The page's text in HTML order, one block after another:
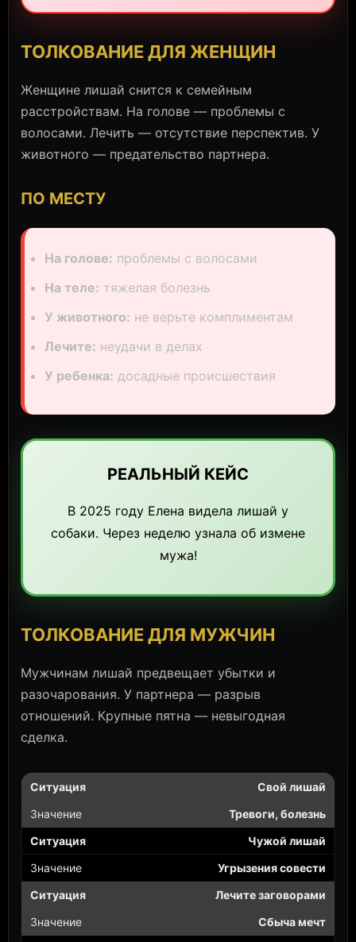
ТОЛКОВАНИЕ ДЛЯ ЖЕНЩИН
Женщине лишай снится к семейным
расстройствам. На голове — проблемы с
волосами. Лечить — отсутствие перспектив. У
животного — предательство партнера.
ПО МЕСТУ
На голове: проблемы с волосами
На теле: тяжелая болезнь
У животного: не верьте комплиментам
Лечите: неудачи в делах
У ребенка: досадные происшествия
РЕАЛЬНЫЙ КЕЙС
В 2025 году Елена видела лишай у
собаки. Через неделю узнала об измене
мужа!
ТОЛКОВАНИЕ ДЛЯ МУЖЧИН
Мужчинам лишай предвещает убытки и
разочарования. У партнера — разрыв
отношений. Крупные пятна — невыгодная
сделка.
Свой лишай
Тревоги, болезнь
Чужой лишай
Угрызения совести
Лечите заговорами
Сбыча мечт